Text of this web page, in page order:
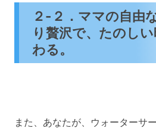
２-２．ママの自由
り贅沢で、たのし
わる。
また、あなたが、ウォーターサ